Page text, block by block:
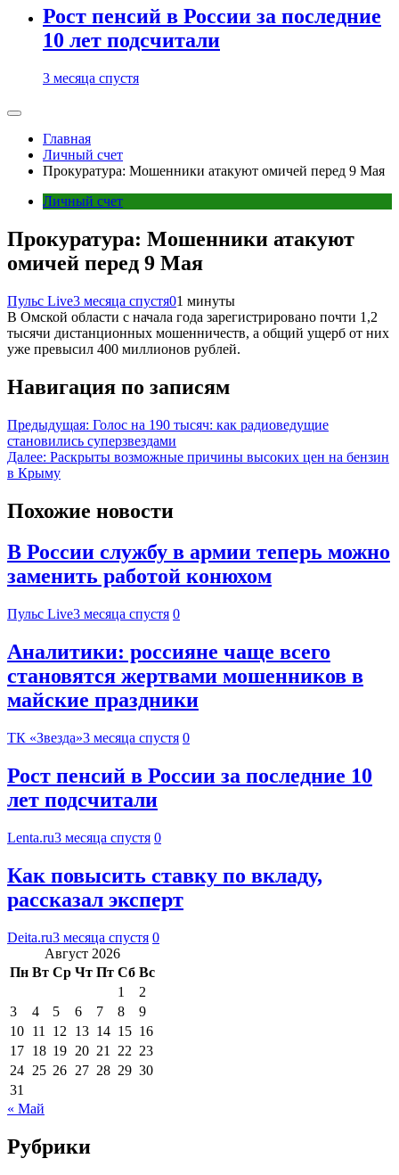
Рост пенсий в России за последние
10 лет подсчитали
3 месяца спустя
Главная
Личный счет
Прокуратура: Мошенники атакуют омичей перед 9 Мая
Личный счет
Прокуратура: Мошенники атакуют
омичей перед 9 Мая
Пульс Live3 месяца спустя01 минуты
В Омской области с начала года зарегистрировано почти 1,2
тысячи дистанционных мошенничеств, а общий ущерб от них
уже превысил 400 миллионов рублей.
Навигация по записям
Предыдущая: Голос на 190 тысяч: как радиоведущие
становились суперзвездами
Далее: Раскрыты возможные причины высоких цен на бензин
в Крыму
Похожие новости
В России службу в армии теперь можно
заменить работой конюхом
Пульс Live3 месяца спустя 0
Аналитики: россияне чаще всего
становятся жертвами мошенников в
майские праздники
ТК «Звезда»3 месяца спустя 0
Рост пенсий в России за последние 10
лет подсчитали
Lenta.ru3 месяца спустя 0
Как повысить ставку по вкладу,
рассказал эксперт
Deita.ru3 месяца спустя 0
Август 2026
Пн Вт Ср Чт Пт Сб Вс
1
2
3
4 5 6 7 8
9
10 11 12 13 14 15 16
17 18 19 20 21 22 23
24 25 26 27 28 29 30
31
« Май
Рубрики